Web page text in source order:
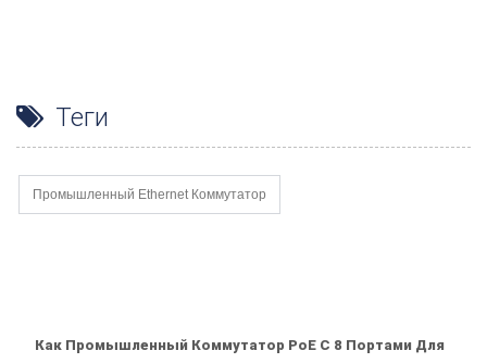
Теги
Промышленный Ethernet Коммутатор
Как Промышленный Коммутатор PoE С 8 Портами Для